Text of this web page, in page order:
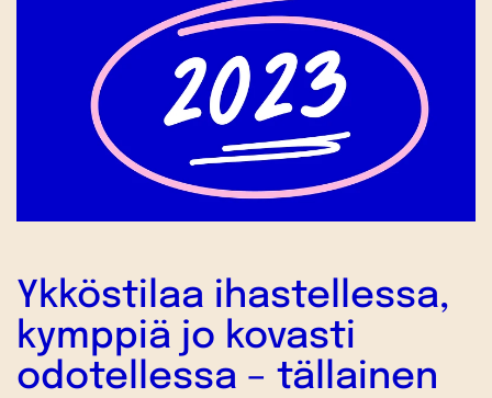
YHTEYSTIEDOT
Ykköstilaa ihastellessa,
kymppiä jo kovasti
odotellessa – tällainen